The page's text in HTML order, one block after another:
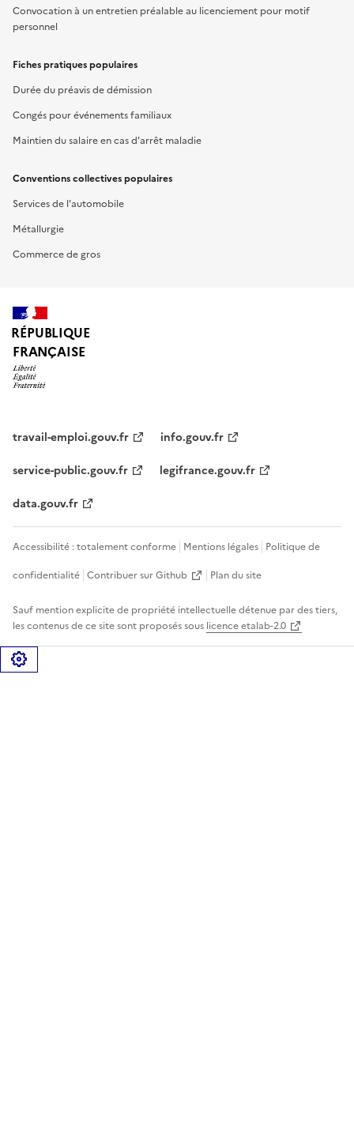
Convocation à un entretien préalable au licenciement pour motif
personnel
Fiches pratiques populaires
Durée du préavis de démission
Congés pour événements familiaux
Maintien du salaire en cas d'arrêt maladie
Conventions collectives populaires
Services de l'automobile
Métallurgie
Commerce de gros
RÉPUBLIQUE
FRANÇAISE
travail-emploi.gouv.fr
info.gouv.fr
service-public.gouv.fr
legifrance.gouv.fr
data.gouv.fr
Accessibilité : totalement conforme Mentions légales Politique de
confidentialité Contribuer sur Github Plan du site
Sauf mention explicite de propriété intellectuelle détenue par des tiers,
les contenus de ce site sont proposés sous licence etalab-2.0
Gérer les cookies